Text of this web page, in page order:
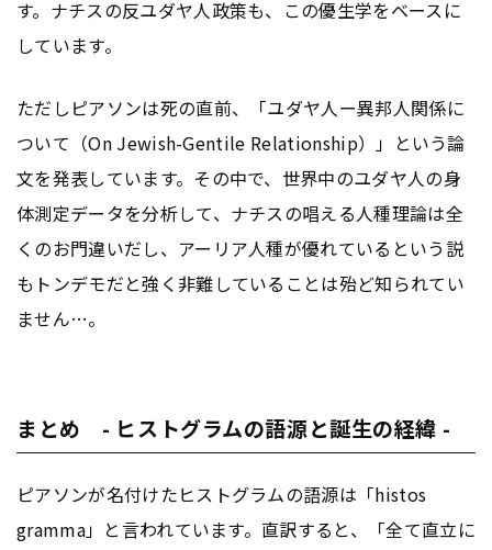
す。ナチスの反ユダヤ人政策も、この優生学をベースに
しています。
ただしピアソンは死の直前、「ユダヤ人ー異邦人関係に
ついて（On Jewish-Gentile Relationship）」という論
文を発表しています。その中で、世界中のユダヤ人の身
体測定データを分析して、ナチスの唱える人種理論は全
くのお門違いだし、アーリア人種が優れているという説
もトンデモだと強く非難していることは殆ど知られてい
ません…。
まとめ - ヒストグラムの語源と誕生の経緯 -
ピアソンが名付けたヒストグラムの語源は「histos
gramma」と言われています。直訳すると、「全て直立に